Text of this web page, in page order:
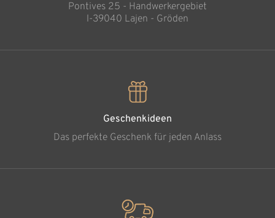
Pontives 25 - Handwerkergebiet
l-39040 Lajen - Gröden
Geschenkideen
Das perfekte Geschenk für jeden Anlass